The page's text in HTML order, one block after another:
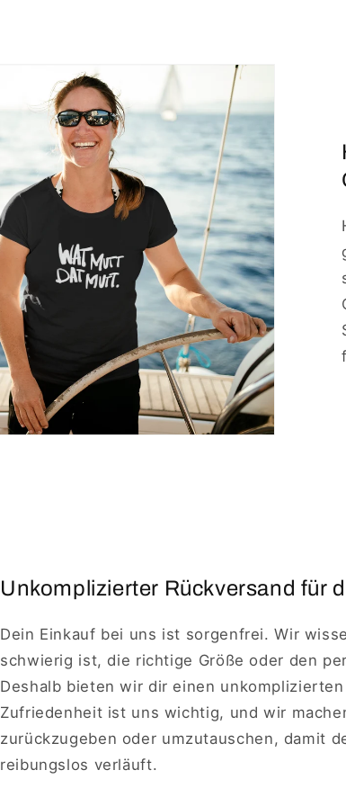
Unkomplizierter Rückversand für
Dein Einkauf bei uns ist sorgenfrei. Wir
schwierig ist, die richtige Größe oder den
Deshalb bieten wir dir einen
Zufriedenheit ist uns wichtig, und wir
zurückzugeben oder umzutauschen, damit
reibungslos verläuft.